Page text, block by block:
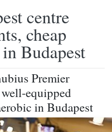
centre
cheap
Budapest
Premier
equipped
in Budapest